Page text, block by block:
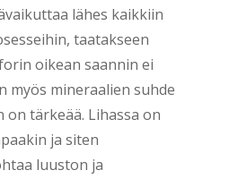
lähes kaikkiin
taatakseen
oikean saannin ei
myös mineraalien suhde
on tärkeää. Lihassa on
ja siten
luuston ja